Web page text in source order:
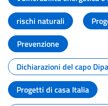
rischi naturali
Prevenzione
Dichiarazioni del capo
Progetti di casa Italia